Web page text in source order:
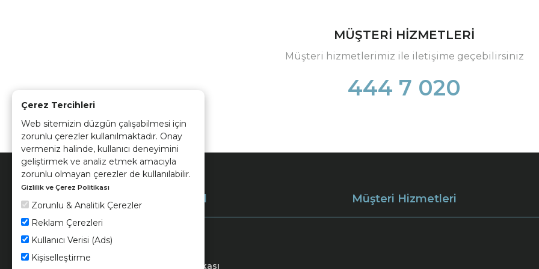
Çerez Tercihleri
Web sitemizin düzgün çalışabilmesi için
zorunlu çerezler kullanılmaktadır. Onay
vermeniz halinde, kullanıcı deneyimini
geliştirmek ve analiz etmek amacıyla
zorunlu olmayan çerezler de kullanılabilir.
Gizlilik ve Çerez Politikası
Zorunlu & Analitik Çerezler
Reklam Çerezleri
Kullanıcı Verisi (Ads)
Kişiselleştirme
MÜŞTERİ HİZMETLERİ
Müşteri hizmetlerimiz ile iletişime geçebilirsiniz
444 7 020
Müşteri Hizmetleri
Kvkk ve Çerez Politikası